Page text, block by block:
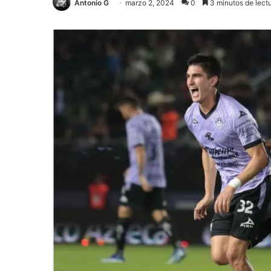
Antonio G marzo 2, 2024 0 3 minutos de